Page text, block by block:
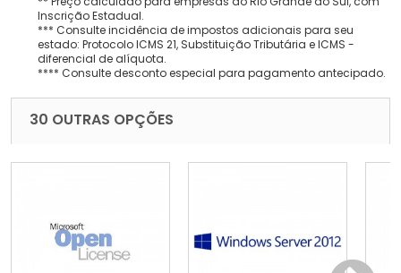
Inscrição Estadual.
*** Consulte incidência de impostos adicionais para seu
estado: Protocolo ICMS 21, Substituição Tributária e ICMS -
diferencial de alíquota.
**** Consulte desconto especial para pagamento antecipado.
30 OUTRAS OPÇÕES